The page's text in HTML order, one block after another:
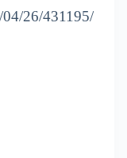
26/431195/